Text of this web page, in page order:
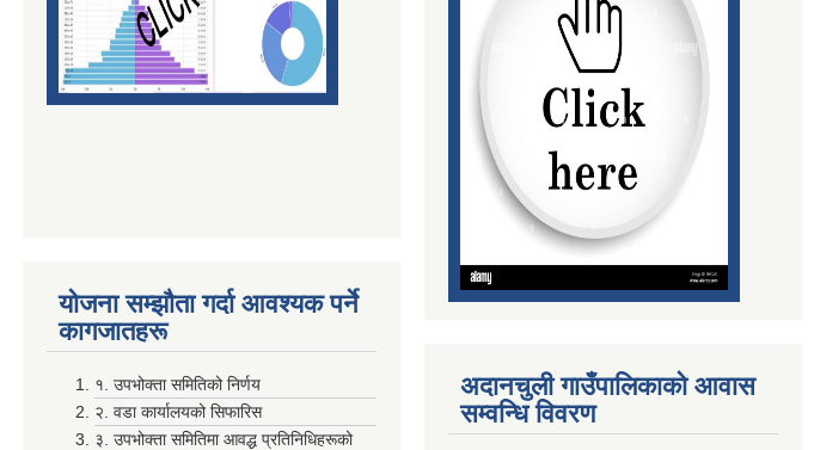
योजना सम्झाैता गर्दा आवश्यक पर्ने
कागजातहरू
१. उपभोक्ता समितिको निर्णय
२. वडा कार्यालयको सिफारिस
३. उपभोक्ता समितिमा आवद्ध प्रतिनिधिहरूको
अदानचुली गाउँपालिकाको आवास
सम्वन्धि विवरण